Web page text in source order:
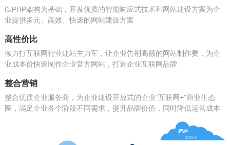
以PHP架构为基础，开发优质的智能响应式技术和网站建设方案为企
业提供多元、高效、快速的网站建设方案
高性价比
倾力打互联网行业建站主力军，让企业告别高额的网站制作费，为企
业成本价快速制作企业官方网站，打造企业互联网品牌
整合营销
整合优质企业服务商，为企业建设开放式的企业“互联网+”商业生态
圈，满足企业各个阶段不同需求，提升品牌价值，同时降低运营成本